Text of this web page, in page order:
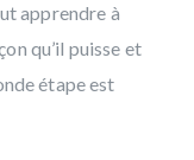
apprendre à
qu’il puisse et
étape est